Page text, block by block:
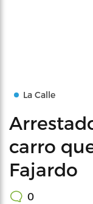
La Calle
carro
Fajardo
0